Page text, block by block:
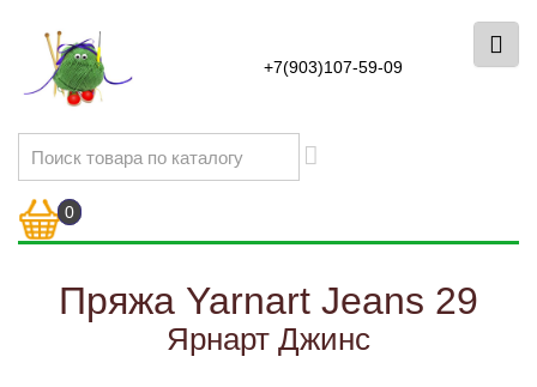
+7(903)107-59-09
0
Пряжа Yarnart Jeans 29
Ярнарт Джинс